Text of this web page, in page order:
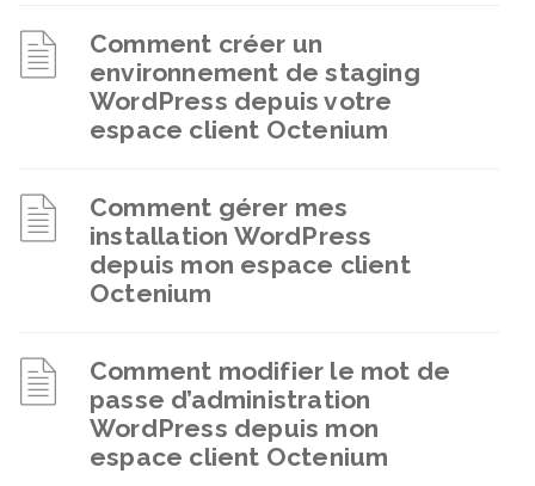
Comment créer un
environnement de staging
WordPress depuis votre
espace client Octenium
Comment gérer mes
installation WordPress
depuis mon espace client
Octenium
Comment modifier le mot de
passe d’administration
WordPress depuis mon
espace client Octenium